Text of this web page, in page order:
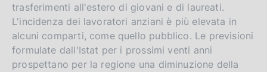
trasferimenti all'estero di giovani e di laureati.
L'incidenza dei lavoratori anziani è più elevata in
alcuni comparti, come quello pubblico. Le previsioni
formulate dall'Istat per i prossimi venti anni
prospettano per la regione una diminuzione della